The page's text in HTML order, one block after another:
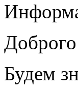
Будем